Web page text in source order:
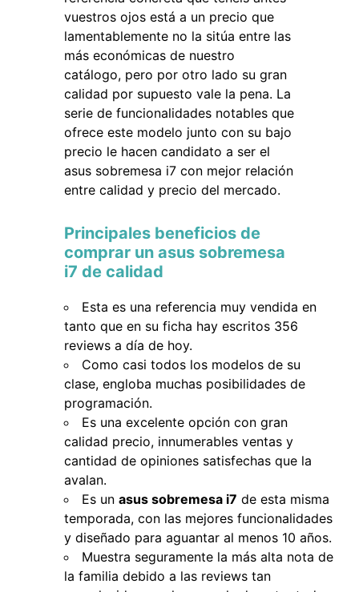
vuestros ojos está a un precio que
lamentablemente no la sitúa entre las
más económicas de nuestro
catálogo, pero por otro lado su gran
calidad por supuesto vale la pena. La
serie de funcionalidades notables que
ofrece este modelo junto con su bajo
precio le hacen candidato a ser el
asus sobremesa i7 con mejor relación
entre calidad y precio del mercado.
Principales beneficios de
comprar un asus sobremesa
i7 de calidad
Esta es una referencia muy vendida en
tanto que en su ficha hay escritos 356
reviews a día de hoy.
Como casi todos los modelos de su
clase, engloba muchas posibilidades de
programación.
Es una excelente opción con gran
calidad precio, innumerables ventas y
cantidad de opiniones satisfechas que la
avalan.
Es un asus sobremesa i7 de esta misma
temporada, con las mejores funcionalidades
y diseñado para aguantar al menos 10 años.
Muestra seguramente la más alta nota de
la familia debido a las reviews tan